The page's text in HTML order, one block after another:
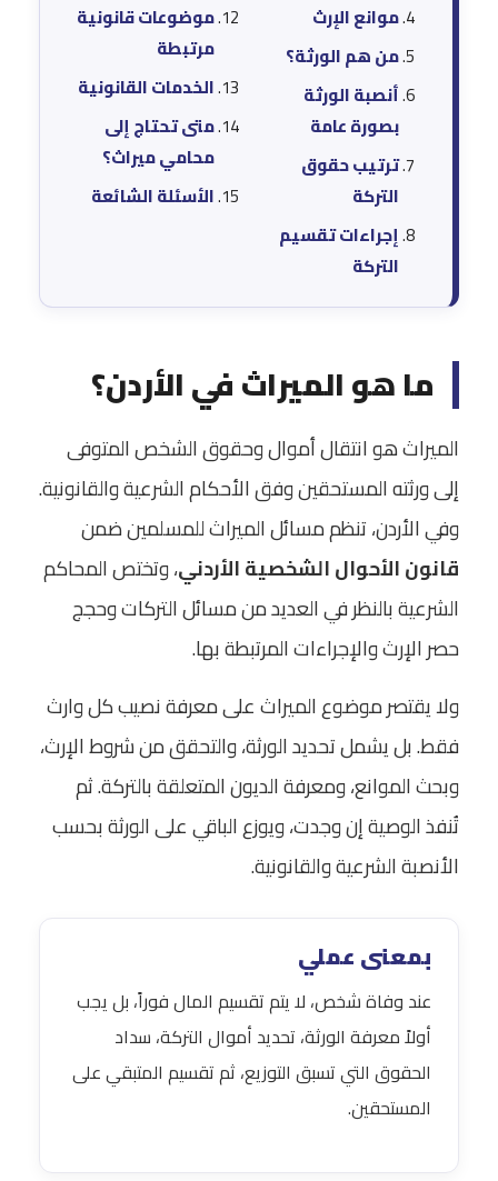
موانع الإرث
من هم الورثة؟
أنصبة الورثة
بصورة عامة
ترتيب حقوق
التركة
إجراءات تقسيم
التركة
موضوعات قانونية
مرتبطة
الخدمات القانونية
متى تحتاج إلى
محامي ميراث؟
الأسئلة الشائعة
ما هو الميراث في الأردن؟
الميراث هو انتقال أموال وحقوق الشخص المتوفى
إلى ورثته المستحقين وفق الأحكام الشرعية والقانونية.
وفي الأردن، تنظم مسائل الميراث للمسلمين ضمن
قانون الأحوال الشخصية الأردني، وتختص المحاكم
الشرعية بالنظر في العديد من مسائل التركات وحجج
حصر الإرث والإجراءات المرتبطة بها.
ولا يقتصر موضوع الميراث على معرفة نصيب كل وارث
فقط. بل يشمل تحديد الورثة، والتحقق من شروط الإرث،
وبحث الموانع، ومعرفة الديون المتعلقة بالتركة. ثم
تُنفذ الوصية إن وجدت، ويوزع الباقي على الورثة بحسب
الأنصبة الشرعية والقانونية.
بمعنى عملي
عند وفاة شخص، لا يتم تقسيم المال فوراً، بل يجب
أولاً معرفة الورثة، تحديد أموال التركة، سداد
الحقوق التي تسبق التوزيع، ثم تقسيم المتبقي على
المستحقين.